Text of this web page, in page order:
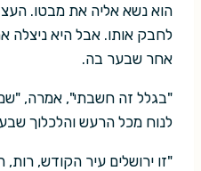
הוא נשא אליה את מבטו.
לחבק אותו. אבל היא ניצלה
אחר שבער בה.
"בגלל זה חשבתי", אמרה,
לנוח מכל הרעש והלכלוך
"זו ירושלים עיר הקודש,